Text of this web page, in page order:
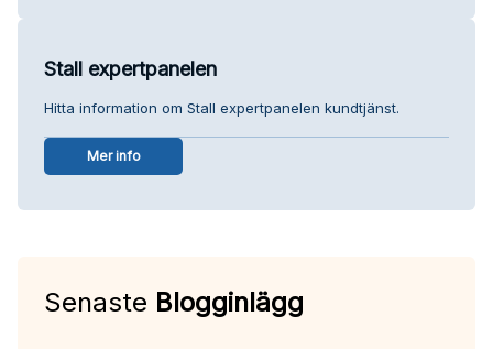
Stall expertpanelen
Hitta information om Stall expertpanelen kundtjänst.
Mer info
Senaste Blogginlägg